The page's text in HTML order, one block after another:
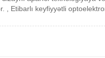
Etibarlı keyfiyyətli